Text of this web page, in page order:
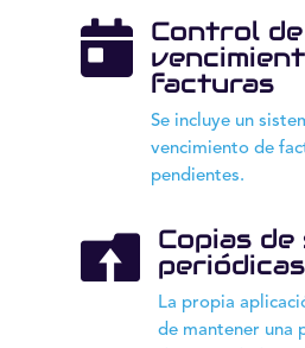
 Control de
facturas
Se incluye un
vencimiento de
pendientes.
 Copias
periódicas
La propia
de mantener una